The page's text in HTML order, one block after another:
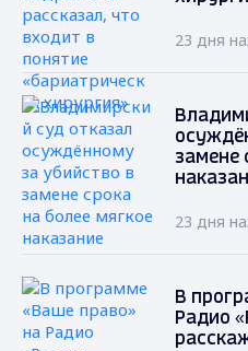
23 дня
замене
23 дня
В
Радио